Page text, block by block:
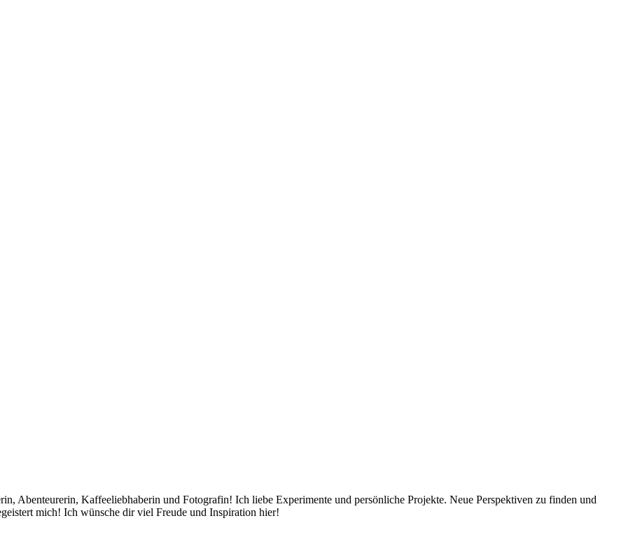
Abenteurerin, Kaffeeliebhaberin und Fotografin! Ich liebe Experimente und persönliche Projekte. Neue Perspektiven zu finden und
mich! Ich wünsche dir viel Freude und Inspiration hier!